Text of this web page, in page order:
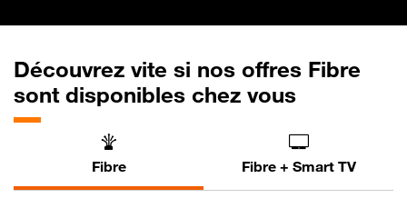
Découvrez vite si nos offres Fibre
sont disponibles chez vous
Fibre Fibre + Smart TV